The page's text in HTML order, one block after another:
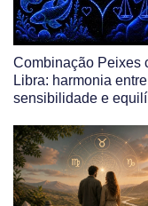
Combinação Peixes
Libra: harmonia entre
sensibilidade e